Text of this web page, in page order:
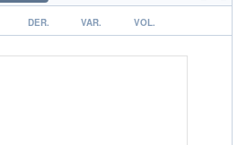
DER. VAR. VOL.